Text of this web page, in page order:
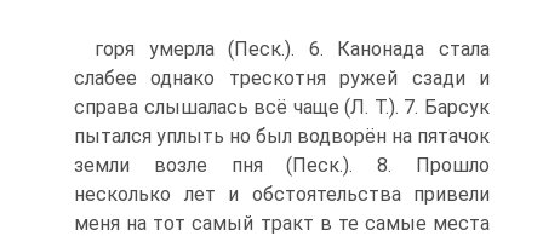
горя умерла (Песк.). 6. Канонада стала
слабее однако трескотня ружей сзади и
справа слышалась всё чаще (Л. Т.). 7. Барсук
пытался уплыть но был водворён на пятачок
земли возле пня (Песк.). 8. Прошло
несколько лет и обстоятельства привели
меня на тот самый тракт в те самые места